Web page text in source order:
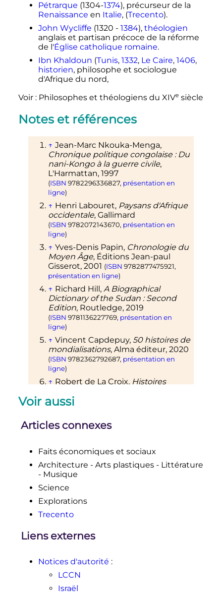
Pétrarque (1304-1374), précurseur de la
Renaissance en Italie, (Trecento).
John Wycliffe (1320 - 1384), théologien
anglais et partisan précoce de la réforme
de l'Église catholique romaine.
Ibn Khaldoun (Tunis, 1332, Le Caire, 1406,
historien, philosophe et sociologue
d'Afrique du nord,
Voir : Philosophes et théologiens du XIVe siècle
Notes et références
↑ Jean-Marc Nkouka-Menga,
Chronique politique congolaise : Du
nani-Kongo à la guerre civile,
L'Harmattan, 1997
(ISBN 9782296336827, présentation en
ligne)
↑ Henri Labouret, Paysans d'Afrique
occidentale, Gallimard
(ISBN 9782072143670, présentation en
ligne)
↑ Yves-Denis Papin, Chronologie du
Moyen Âge, Éditions Jean-paul
Gisserot, 2001 (ISBN 9782877475921,
présentation en ligne)
↑ Richard Hill, A Biographical
Dictionary of the Sudan : Second
Edition, Routledge, 2019
(ISBN 9781136227769, présentation en
ligne)
↑ Vincent Capdepuy, 50 histoires de
mondialisations, Alma éditeur, 2020
(ISBN 9782362792687, présentation en
ligne)
↑ Robert de La Croix, Histoires
Presses de la cité
↑Sabine Cessou,
en ligne)
↑Anne Stamm, Histoire de l'Afrique
précoloniale
de France
↑Aminata Diop,
français au Tchad. Les centres
Karthala,2013
↑ Doris Bonnet, Le proverbe chez
les Mossi du Yatenga, Haute-Volta
Peeters Publishers,
(ISBN9782852971387
Voir aussi
Articles connexes
Faits économiques et sociaux
Architecture - Arts plastiques - Littérature
- Musique
Science
Explorations
Trecento
Liens externes
Notices d'autorité :
LCCN
Israël